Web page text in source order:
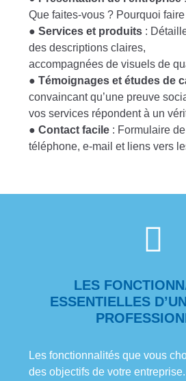
Que faites-vous ? Pourquoi
● Services et produits :
des descriptions claires,
accompagnées de visuels de
● Témoignages et études de
convaincant qu’une preuve
vos services répondent à un
● Contact facile : Formulaire
téléphone, e-mail et liens vers
LES
ESSENTIELLES
Les fonctionnalités que vous
des objectifs de votre